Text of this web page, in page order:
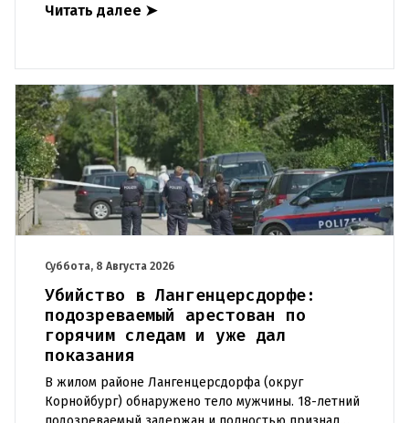
индивидуальные проверки
Читать далее ➤
Суббота, 8 Августа 2026
Убийство в Лангенцерсдорфе:
подозреваемый арестован по
горячим следам и уже дал
показания
В жилом районе Лангенцерсдорфа (округ
Корнойбург) обнаружено тело мужчины. 18-летний